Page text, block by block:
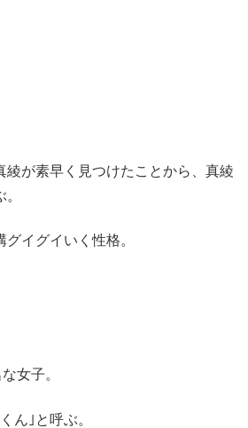
綾が素早く見つけたことから、真綾
イグイいく性格。
女子。
ん｣と呼ぶ。